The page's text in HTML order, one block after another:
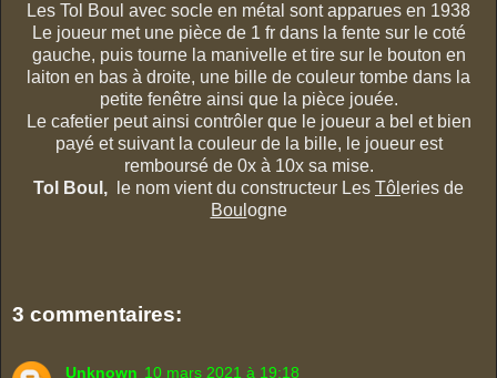
Les Tol Boul avec socle en métal sont apparues en 1938
Le joueur met une pièce de 1 fr dans la fente sur le coté
gauche, puis tourne la manivelleet tire sur le bouton en
laiton en bas à droite, une bille de couleur tombe dans la
petite fenêtre ainsi que la pièce jouée.
Le cafetier peut ainsi contrôler que le joueur a bel et bien
payé et suivant la couleur de la bille, le joueur est
remboursé de 0x à 10x sa mise.
Tol Boul,
le nom vient du constructeur Les Tôl eries de
Boul ogne
3 commentaires:
Unknown 10 mars 2021 à 19:18